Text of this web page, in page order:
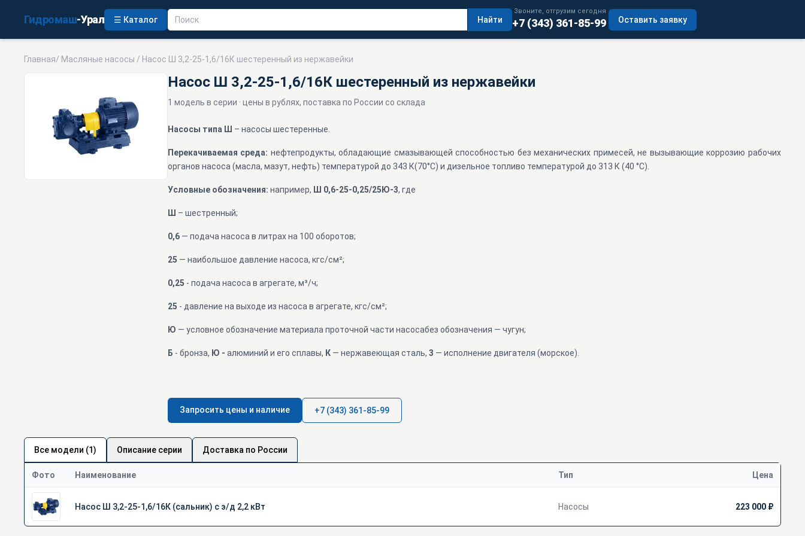
Гидромаш-Урал ☰ Каталог Найти
Звоните, отгрузим сегодня
+7 (343) 361-85-99 Оставить заявку
Главная/ Масляные насосы / Насос Ш 3,2-25-1,6/16К шестеренный из нержавейки
Насос Ш 3,2-25-1,6/16К шестеренный из нержавейки
1 модель в серии · цены в рублях, поставка по России со склада
Насосы типа Ш – насосы шестеренные.
Перекачиваемая среда: нефтепродукты, обладающие смазывающей способностью без механических примесей, не вызывающие коррозию рабочих
органов насоса (масла, мазут, нефть) температурой до 343 К(70°С) и дизельное топливо температурой до 313 К (40 °С).
Условные обозначения: например, Ш 0,6-25-0,25/25Ю-3, где
Ш – шестренный;
0,6 — подача насоса в литрах на 100 оборотов;
25 — наибольшое давление насоса, кгс/см²;
0,25 - подача насоса в агрегате, м³/ч;
25 - давление на выходе из насоса в агрегате, кгс/см²;
Ю — условное обозначение материала проточной части насосабез обозначения — чугун;
Б - бронза, Ю - алюминий и его сплавы, К — нержавеющая сталь, 3 — исполнение двигателя (морское).
Запросить цены и наличие +7 (343) 361-85-99
Все модели (1) Описание серии Доставка по России
Фото Наименование Тип Цена
Насос Ш 3,2-25-1,6/16К (сальник) с э/д 2,2 кВт Насосы 223 000 ₽